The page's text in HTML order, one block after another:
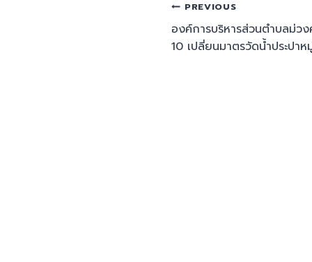
PREVIOUS
องค์การบริหารส่วนตำบลม่
10 เปลี่ยนมาตรวัดน้ำประปาห